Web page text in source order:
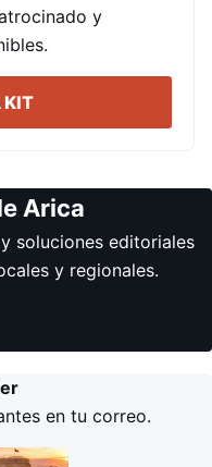
y
KIT
Arica
soluciones editoriales
y regionales.
en tu correo.